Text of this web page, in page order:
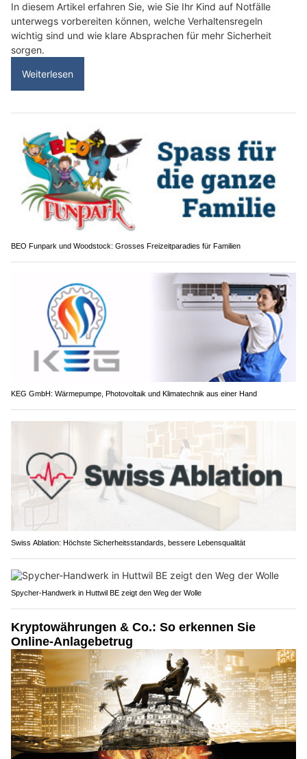
In diesem Artikel erfahren Sie, wie Sie Ihr Kind auf Notfälle
unterwegs vorbereiten können, welche Verhaltensregeln
wichtig sind und wie klare Absprachen für mehr Sicherheit
sorgen.
Weiterlesen
BEO Funpark und Woodstock: Grosses Freizeitparadies für Familien
KEG GmbH: Wärmepumpe, Photovoltaik und Klimatechnik aus einer Hand
Swiss Ablation: Höchste Sicherheitsstandards, bessere Lebensqualität
Spycher-Handwerk in Huttwil BE zeigt den Weg der Wolle
Kryptowährungen & Co.: So erkennen Sie
Online-Anlagebetrug